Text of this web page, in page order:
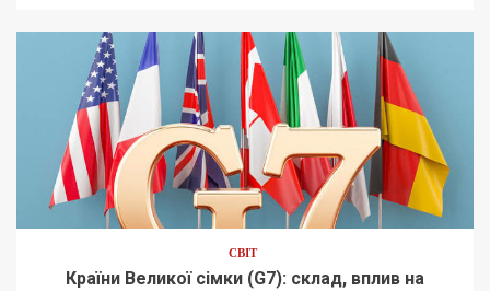
СВІТ
Країни Великої сімки (G7): склад, вплив на